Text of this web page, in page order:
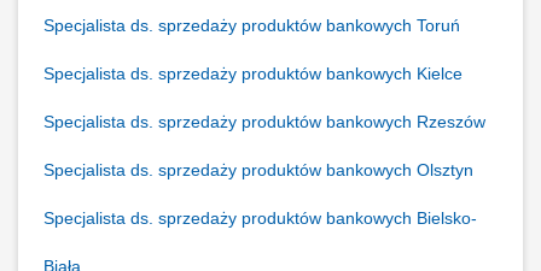
Specjalista ds. sprzedaży produktów bankowych Toruń
Specjalista ds. sprzedaży produktów bankowych Kielce
Specjalista ds. sprzedaży produktów bankowych Rzeszów
Specjalista ds. sprzedaży produktów bankowych Olsztyn
Specjalista ds. sprzedaży produktów bankowych Bielsko-
Biała